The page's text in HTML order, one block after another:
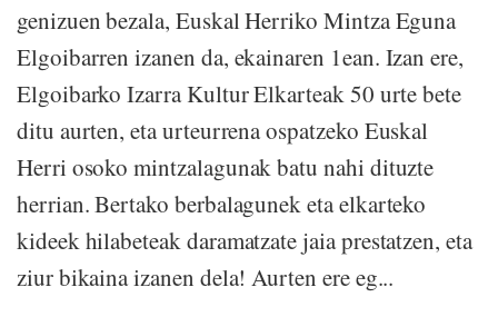
genizuen bezala, Euskal Herriko Mintza Eguna
Elgoibarren izanen da, ekainaren 1ean. Izan ere,
Elgoibarko Izarra Kultur Elkarteak 50 urte bete
ditu aurten, eta urteurrena ospatzeko Euskal
Herri osoko mintzalagunak batu nahi dituzte
herrian. Bertako berbalagunek eta elkarteko
kideek hilabeteak daramatzate jaia prestatzen, eta
ziur bikaina izanen dela! Aurten ere eg...